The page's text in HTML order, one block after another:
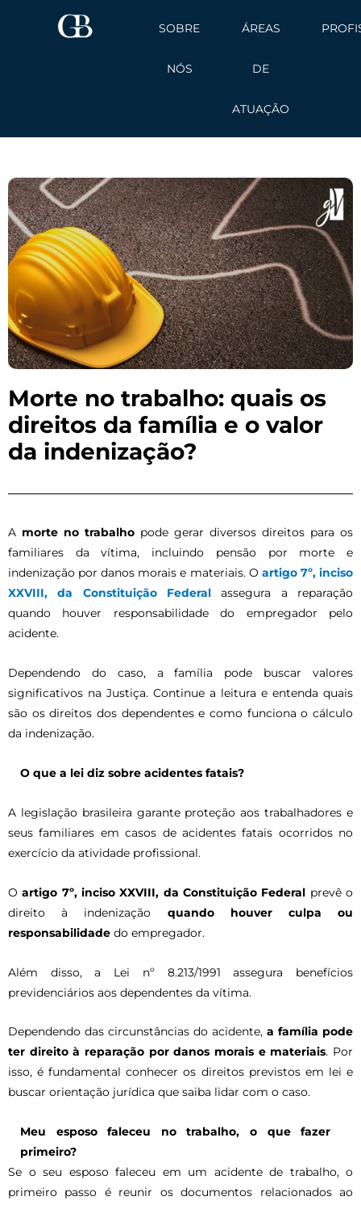
SOBRE
NÓS
ÁREAS
DE
ATUAÇÃO
Morte no trabalho: quais os
direitos da família e o valor
da indenização?
A morte no trabalho pode gerar diversos direitos para os
familiares da vítima, incluindo pensão por morte e
indenização por danos morais e materiais. O artigo 7º, inciso
XXVIII, da Constituição Federal assegura a reparação
quando houver responsabilidade do empregador pelo
acidente.
Dependendo do caso, a família pode buscar valores
significativos na Justiça. Continue a leitura e entenda quais
são os direitos dos dependentes e como funciona o cálculo
da indenização.
O que a lei diz sobre acidentes fatais?
A legislação brasileira garante proteção aos trabalhadores e
seus familiares em casos de acidentes fatais ocorridos no
exercício da atividade profissional.
Oartigo 7º, inciso XXVIII, da Constituição Federal prevê o
direito à indenização quando houver culpa ou
responsabilidade do empregador.
Além disso, a Lei nº 8.213/1991 assegura benefícios
previdenciários aos dependentes da vítima.
Dependendo das circunstâncias do acidente, a família pode
ter direito à reparação por danos morais e materiais. Por
isso, é fundamental conhecer os direitos previstos em lei e
buscar orientação jurídica que saiba lidar com o caso.
Meu esposo faleceu no trabalho, o que fazer
primeiro?
Se o seu esposo faleceu em um acidente de trabalho, o
primeiro passo é reunir os documentos relacionados ao